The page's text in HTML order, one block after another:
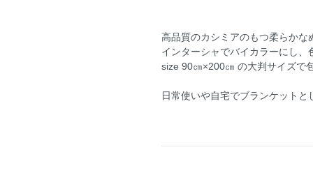
高品質のカシミアのもつ柔らか
インターシャでバイカラーにし
size 90㎝×200㎝ の大判サイズで
日常使いや自宅でブランケット